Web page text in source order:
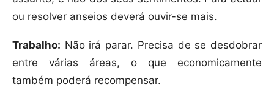
ou resolver anseios deverá ouvir-se mais.
Trabalho: Não irá parar. Precisa de se desdobrar
entre várias áreas, o que economicamente
também poderá recompensar.